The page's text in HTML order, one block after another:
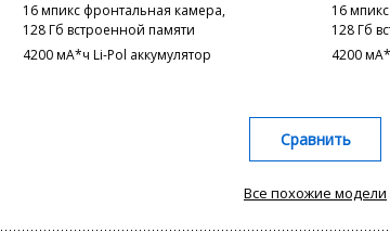
16 мпикс фронтальная камера,
128 Гб встроенной памяти
4200 мА*ч Li-Pol аккумулятор
16
128 Гб
4200
Сравнить
Все похожие модели